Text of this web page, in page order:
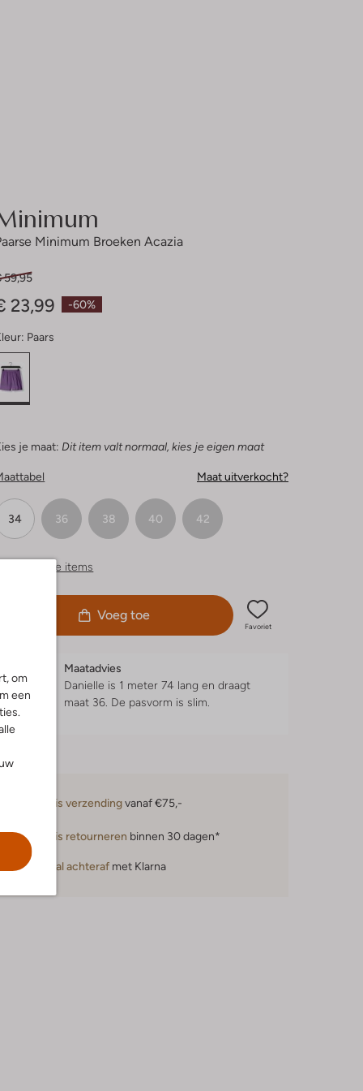
om
een
Minimum Broeken Acazia
-60%
59,95
23,99
Paars
je maat: Dit item valt normaal, kies je eigen maat
Maat uitverkocht?
34 36 38 40 42
items
Voeg toe
Favoriet
Maatadvies
Danielle is 1 meter 74 lang en draagt
maat 36. De pasvorm is slim.
Gratis verzendingvanaf €75,-
Gratis retourneren binnen 30 dagen*
Betaal achteraf met Klarna